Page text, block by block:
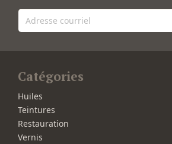
Catégories
Huiles
Teintures
Restauration
Vernis